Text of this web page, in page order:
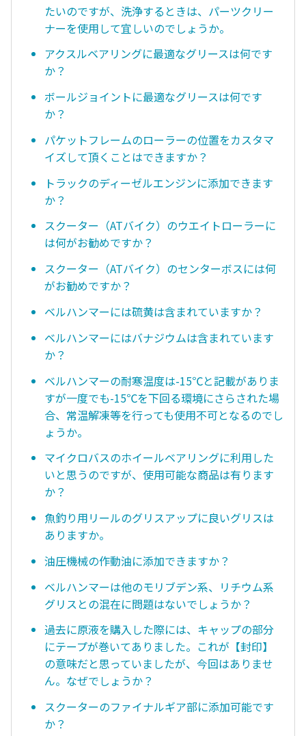
たいのですが、洗浄するときは、パーツクリー
ナーを使用して宜しいのでしょうか。
アクスルベアリングに最適なグリースは何です
か？
ボールジョイントに最適なグリースは何です
か？
パケットフレームのローラーの位置をカスタマ
イズして頂くことはできますか？
トラックのディーゼルエンジンに添加できます
か？
スクーター（ATバイク）のウエイトローラーに
は何がお勧めですか？
スクーター（ATバイク）のセンターボスには何
がお勧めですか？
ベルハンマーには硫黄は含まれていますか？
ベルハンマーにはバナジウムは含まれています
か？
ベルハンマーの耐寒温度は-15℃と記載がありま
すが一度でも-15℃を下回る環境にさらされた場
合、常温解凍等を行っても使用不可となるのでし
ょうか。
マイクロバスのホイールベアリングに利用した
いと思うのですが、使用可能な商品は有ります
か？
魚釣り用リールのグリスアップに良いグリスは
ありますか。
油圧機械の作動油に添加できますか？
ベルハンマーは他のモリブデン系、リチウム系
グリスとの混在に問題はないでしょうか？
過去に原液を購入した際には、キャップの部分
にテープが巻いてありました。これが【封印】
の意味だと思っていましたが、今回はありませ
ん。なぜでしょうか？
スクーターのファイナルギア部に添加可能です
か？